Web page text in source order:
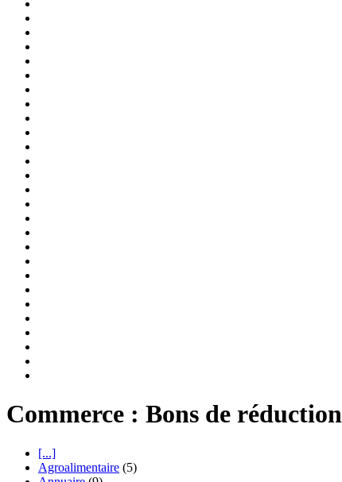
Commerce : Bons de réduction
[...]
Agroalimentaire (5)